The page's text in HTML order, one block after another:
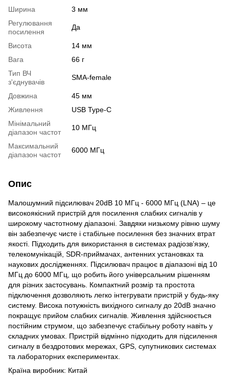
Ширина
3 мм
Регулювання
посилення
Да
Висота
14 мм
Вага
66 г
Тип ВЧ
з'єднувачів
SMA-female
Довжина
45 мм
Живлення
USB Type-C
Мінімальний
діапазон частот
10 МГц
Максимальний
діапазон частот
6000 МГц
Опис
Малошумний підсилювач 20dB 10 МГц - 6000 МГц (LNA) – це
високоякісний пристрій для посилення слабких сигналів у
широкому частотному діапазоні. Завдяки низькому рівню шуму
він забезпечує чисте і стабільне посилення без значних втрат
якості. Підходить для використання в системах радіозв’язку,
телекомунікацій, SDR-приймачах, антенних установках та
наукових дослідженнях. Підсилювач працює в діапазоні від 10
МГц до 6000 МГц, що робить його універсальним рішенням
для різних застосувань. Компактний розмір та простота
підключення дозволяють легко інтегрувати пристрій у будь-яку
систему. Висока потужність вихідного сигналу до 20dB значно
покращує прийом слабких сигналів. Живлення здійснюється
постійним струмом, що забезпечує стабільну роботу навіть у
складних умовах. Пристрій відмінно підходить для підсилення
сигналу в бездротових мережах, GPS, супутникових системах
та лабораторних експериментах.
Країна виробник: Китай